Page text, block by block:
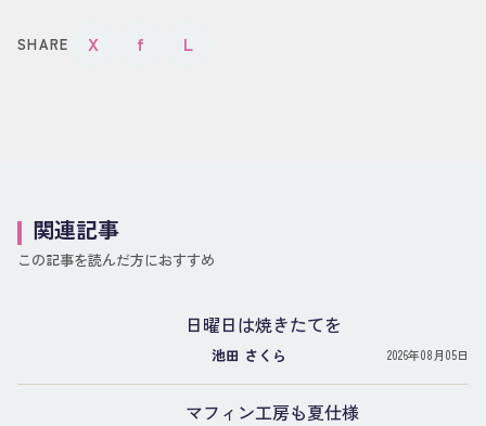
SHARE X f L
関連記事
この記事を読んだ方におすすめ
日曜日は焼きたてを
池田 さくら 2026年08月05日
マフィン工房も夏仕様